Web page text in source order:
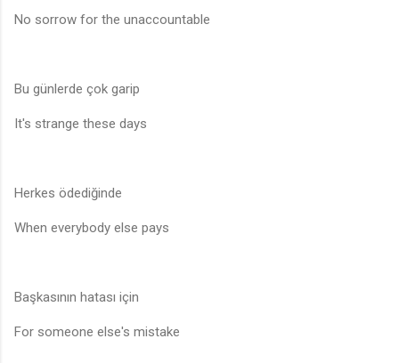
No sorrow for the unaccountable
Bu günlerde çok garip
It's strange these days
Herkes ödediğinde
When everybody else pays
Başkasının hatası için
For someone else's mistake